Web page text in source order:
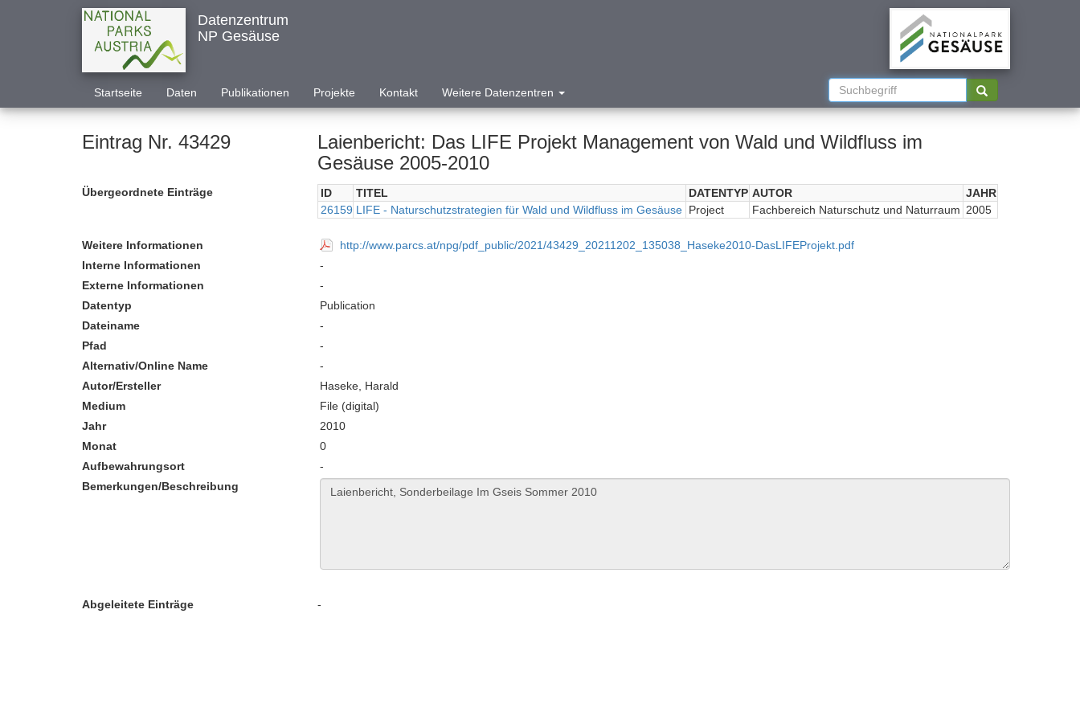
Datenzentrum
NP Gesäuse
Startseite Daten Publikationen Projekte Kontakt Weitere Datenzentren
Eintrag Nr. 43429
Laienbericht: Das LIFE Projekt Management von Wald und Wildfluss im
Gesäuse 2005-2010
Übergeordnete Einträge ID TITEL DATENTYP AUTOR
JAHR
26159 LIFE - Naturschutzstrategien für Wald und Wildfluss im Gesäuse Project Fachbereich Naturschutz und Naturraum 2005
Weitere Informationen
http://www.parcs.at/npg/pdf_public/2021/43429_20211202_135038_Haseke2010-DasLIFEProjekt.pdf
Interne Informationen
-
Externe Informationen
-
Datentyp
Publication
Dateiname
-
Pfad
-
Alternativ/Online Name
-
Autor/Ersteller
Haseke, Harald
Medium
File (digital)
Jahr
2010
Monat
0
Aufbewahrungsort
-
Bemerkungen/Beschreibung
Abgeleitete Einträge -